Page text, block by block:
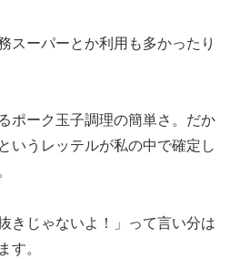
スーパーとか利用も多かったり
ポーク玉子調理の簡単さ。だか
いうレッテルが私の中で確定し
きじゃないよ！」って言い分は
す。